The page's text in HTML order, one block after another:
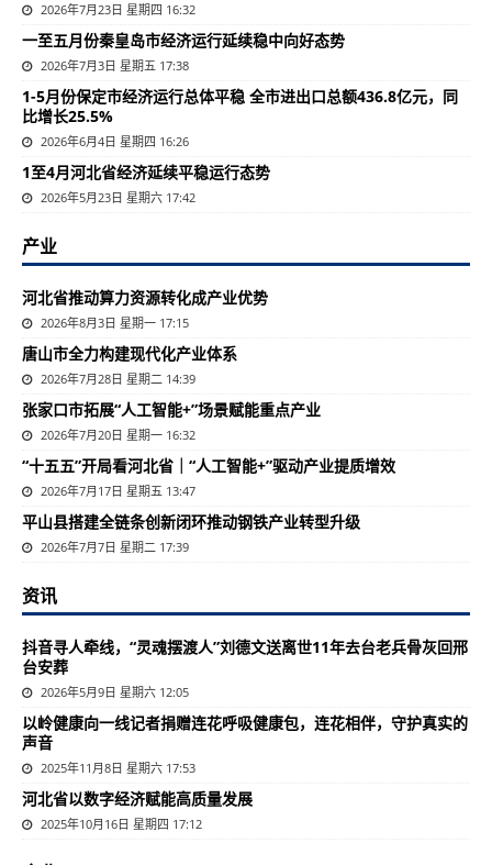
2026年7月23日 星期四 16:32
一至五月份秦皇岛市经济运行延续稳中向好态势
2026年7月3日 星期五 17:38
1-5月份保定市经济运行总体平稳 全市进出口总额436.8亿元，同
比增长25.5%
2026年6月4日 星期四 16:26
1至4月河北省经济延续平稳运行态势
2026年5月23日 星期六 17:42
产业
河北省推动算力资源转化成产业优势
2026年8月3日 星期一 17:15
唐山市全力构建现代化产业体系
2026年7月28日 星期二 14:39
张家口市拓展“人工智能+”场景赋能重点产业
2026年7月20日 星期一 16:32
“十五五”开局看河北省｜“人工智能+”驱动产业提质增效
2026年7月17日 星期五 13:47
平山县搭建全链条创新闭环推动钢铁产业转型升级
2026年7月7日 星期二 17:39
资讯
抖音寻人牵线，“灵魂摆渡人”刘德文送离世11年去台老兵骨灰回邢
台安葬
2026年5月9日 星期六 12:05
以岭健康向一线记者捐赠连花呼吸健康包，连花相伴，守护真实的
声音
2025年11月8日 星期六 17:53
河北省以数字经济赋能高质量发展
2025年10月16日 星期四 17:12